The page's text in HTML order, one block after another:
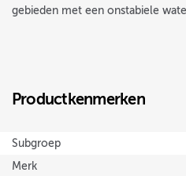
gebieden met een onstabiele
Productkenmerken
Subgroep
Merk